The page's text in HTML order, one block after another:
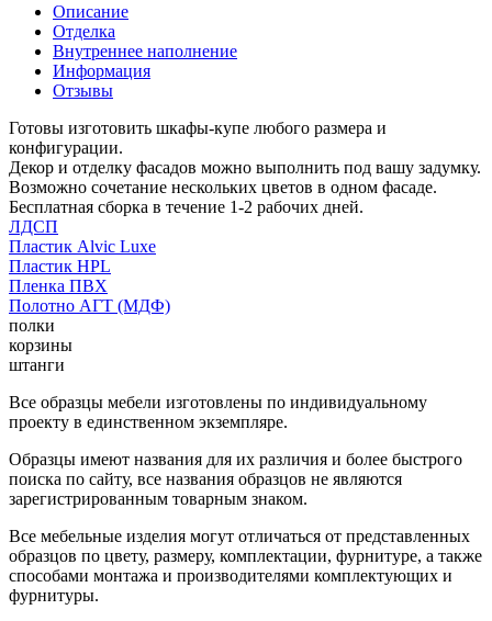
Описание
Отделка
Внутреннее наполнение
Информация
Отзывы
Готовы изготовить шкафы-купе любого размера и
конфигурации.
Декор и отделку фасадов можно выполнить под вашу задумку.
Возможно сочетание нескольких цветов в одном фасаде.
Бесплатная сборка в течение 1-2 рабочих дней.
ЛДСП
Пластик Alvic Luxe
Пластик HPL
Пленка ПВХ
Полотно АГТ (МДФ)
полки
корзины
штанги
Все образцы мебели изготовлены по индивидуальному
проекту в единственном экземпляре.
Образцы имеют названия для их различия и более быстрого
поиска по сайту, все названия образцов не являются
зарегистрированным товарным знаком.
Все мебельные изделия могут отличаться от представленных
образцов по цвету, размеру, комплектации, фурнитуре, а также
способами монтажа и производителями комплектующих и
фурнитуры.